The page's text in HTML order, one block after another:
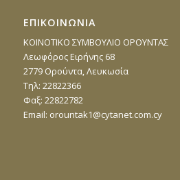
ΕΠΙΚΟΙΝΩΝΙΑ
ΚΟΙΝΟΤΙΚΟ ΣΥΜΒΟΥΛΙΟ ΟΡΟΥΝΤΑΣ
Λεωφόρος Ειρήνης 68
2779 Ορούντα, Λευκωσία
Τηλ: 22822366
Φαξ: 22822782
Email: orountak1@cytanet.com.cy